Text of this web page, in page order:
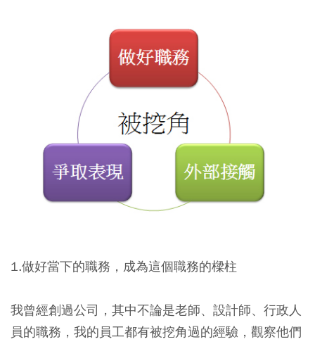
1.做好當下的職務，成為這個職務的樑柱
我曾經創過公司，其中不論是老師、設計師、行政人
員的職務，我的員工都有被挖角過的經驗，觀察他們